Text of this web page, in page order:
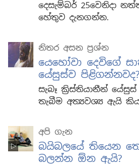
දෙසැම්බර් 25වෙනිදා
හේතුව දැනගන්න.
නිතර අසන ප්‍රශ්න
යෙහෝවා දෙවිගේ
යේසුස්ව පිළිගන්නවද?
සැබෑ ක්‍රිස්තියානීන්
තැබීම අත්‍යවශ්‍ය ඇයි
අපි ගැන
බයිබලයේ තියෙන
බලන්න ඕන ඇයි?